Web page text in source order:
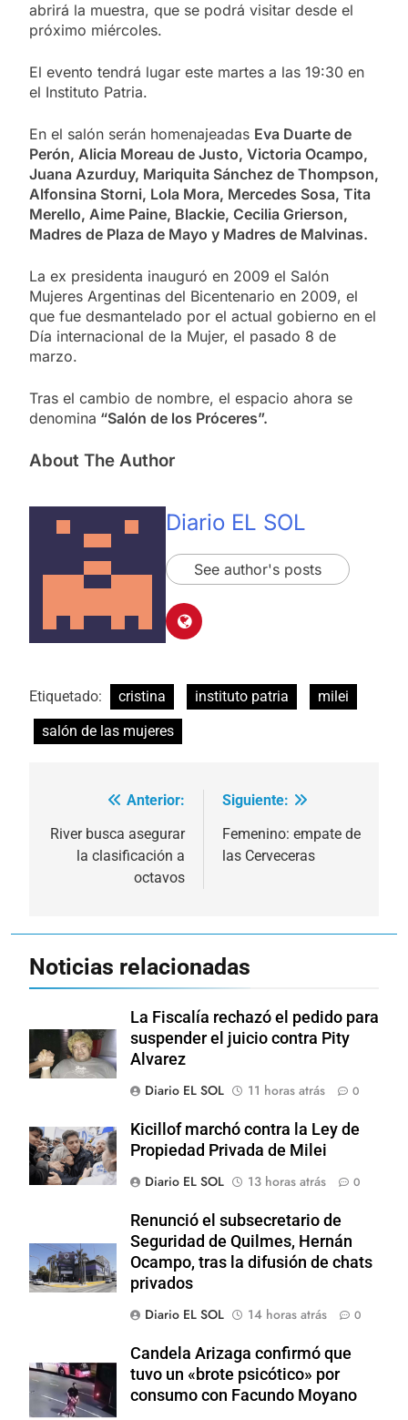
abrirá la muestra, que se podrá visitar desde el
próximo miércoles.
El evento tendrá lugar este martes a las 19:30 en
el Instituto Patria.
En el salón serán homenajeadas Eva Duarte de
Perón, Alicia Moreau de Justo, Victoria Ocampo,
Juana Azurduy, Mariquita Sánchez de Thompson,
Alfonsina Storni, Lola Mora, Mercedes Sosa, Tita
Merello, Aime Paine, Blackie, Cecilia Grierson,
Madres de Plaza de Mayo y Madres de Malvinas.
La ex presidenta inauguró en 2009 el Salón
Mujeres Argentinas del Bicentenario en 2009, el
que fue desmantelado por el actual gobierno en el
Día internacional de la Mujer, el pasado 8 de
marzo.
Tras el cambio de nombre, el espacio ahora se
denomina “Salón de los Próceres”.
About The Author
Diario EL SOL
See author's posts
Etiquetado: cristina instituto patria
milei
salón de las mujeres
Navegación
de
Anterior:
River busca asegurar
la clasificación a
octavos
Siguiente:
Femenino: empate de
las Cerveceras
Noticias relacionadas
La Fiscalía rechazó el pedido para
suspender el juicio contra Pity
Alvarez
Diario EL SOL
11 horas atrás 0
Kicillof marchó contra la Ley de
Propiedad Privada de Milei
Diario EL SOL
13 horas atrás 0
Renunció el subsecretario de
Seguridad de Quilmes, Hernán
Ocampo, tras la difusión de chats
privados
Diario EL SOL
14 horas atrás 0
Candela Arizaga confirmó que
tuvo un «brote psicótico» por
consumo con Facundo Moyano